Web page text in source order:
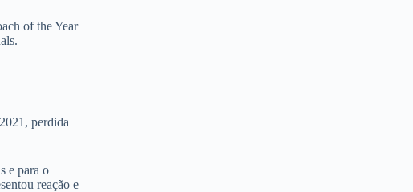
of the Year
perdida
e para o
reação e